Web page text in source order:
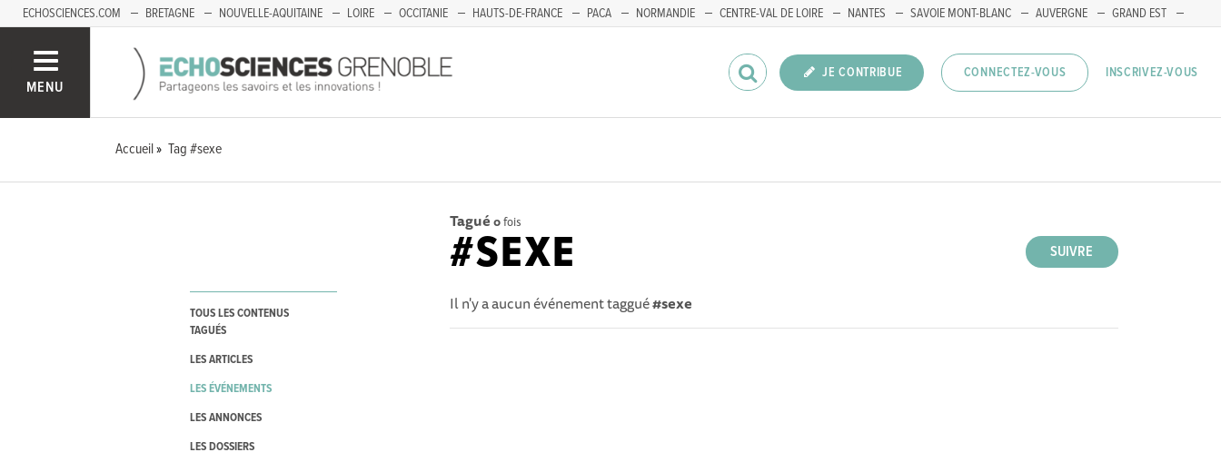
ECHOSCIENCES.COM BRETAGNE NOUVELLE-AQUITAINE LOIRE OCCITANIE HAUTS-DE-FRANCE PACA NORMANDIE CENTRE-VAL DE LOIRE NANTES SAVOIE MONT-BLANC AUVERGNE
GRAND EST
MENU
JE CONTRIBUE CONNECTEZ-VOUS INSCRIVEZ-VOUS
Accueil Tag #sexe
TOUS LES CONTENUS
TAGUÉS
LES ARTICLES
LES ÉVÉNEMENTS
LES ANNONCES
LES DOSSIERS
Tagué 0fois
SUIVRE
#SEXE
Il n'y a aucun événement taggué#sexe